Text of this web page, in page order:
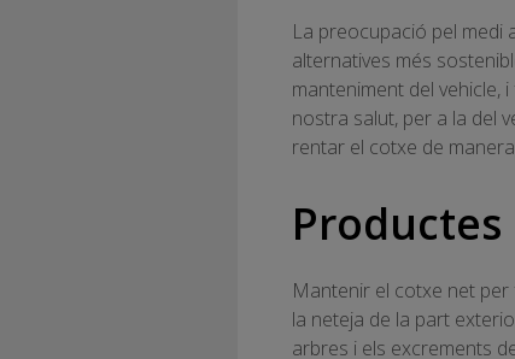
La preocupació pel medi
alternatives més
manteniment del
nostra salut, per a la del
rentar el cotxe de
Mantenir el cotxe net
la neteja de la part
arbres i els excrements